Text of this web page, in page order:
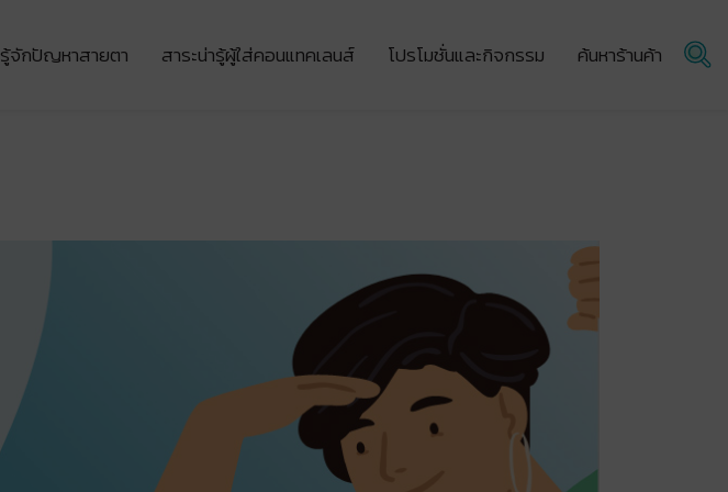
รู้จักปัญหาสายตา สาระน่ารู้ผู้ใส่คอนแทคเลนส์ โปรโมชั่นและกิจกรรม ค้นหาร้านค้า